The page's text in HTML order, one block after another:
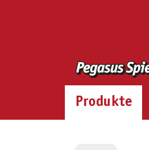
Produkte